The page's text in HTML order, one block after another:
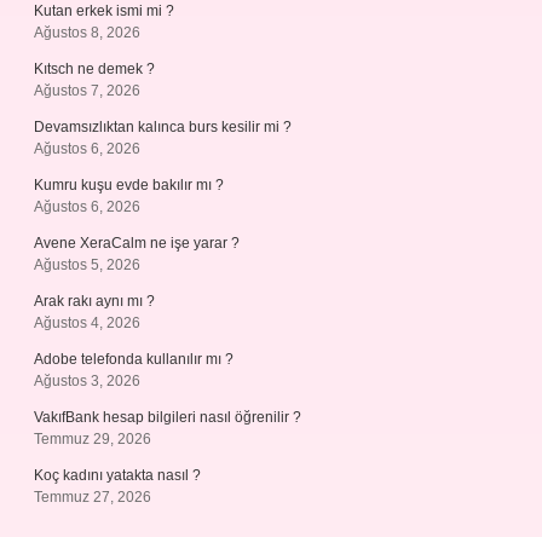
Kutan erkek ismi mi ?
Ağustos 8, 2026
Kıtsch ne demek ?
Ağustos 7, 2026
Devamsızlıktan kalınca burs kesilir mi ?
Ağustos 6, 2026
Kumru kuşu evde bakılır mı ?
Ağustos 6, 2026
Avene XeraCalm ne işe yarar ?
Ağustos 5, 2026
Arak rakı aynı mı ?
Ağustos 4, 2026
Adobe telefonda kullanılır mı ?
Ağustos 3, 2026
VakıfBank hesap bilgileri nasıl öğrenilir ?
Temmuz 29, 2026
Koç kadını yatakta nasıl ?
Temmuz 27, 2026